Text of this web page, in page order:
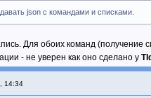
json с командами и списками.
Для обоих команд (получение
- не уверен как оно сделано у
14:34